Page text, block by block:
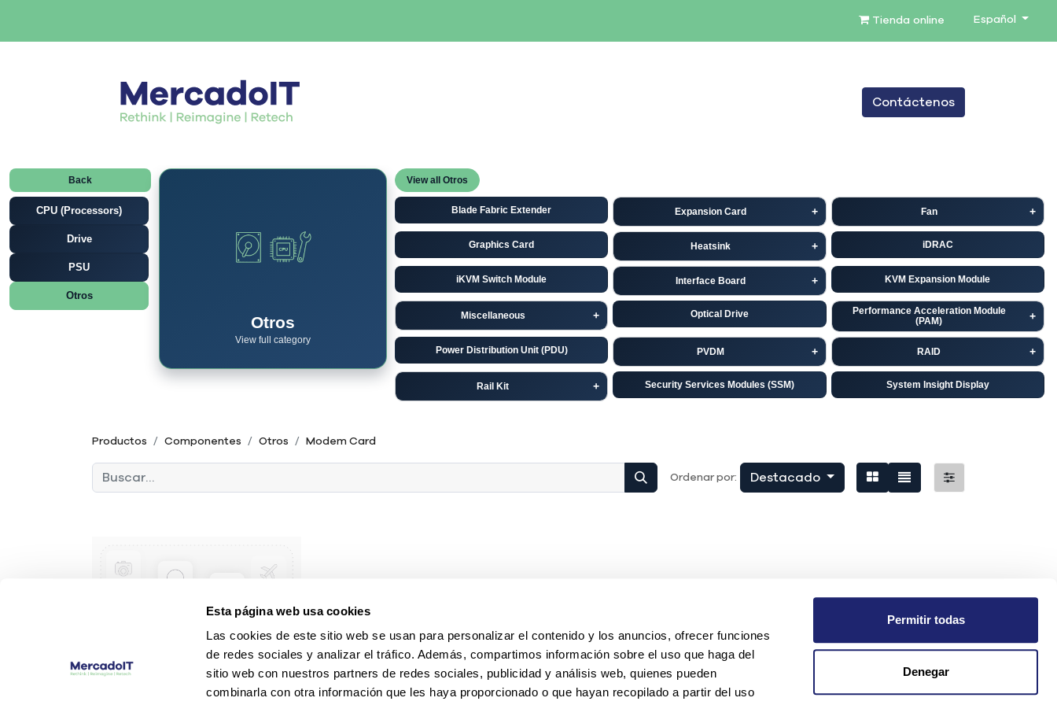
Esta página web usa cookies
Las cookies de este sitio web se usan para personalizar el contenido y los anuncios, ofrecer funciones
de redes sociales y analizar el tráfico. Además, compartimos información sobre el uso que haga del
sitio web con nuestros partners de redes sociales, publicidad y análisis web, quienes pueden
combinarla con otra información que les haya proporcionado o que hayan recopilado a partir del uso
Permitir todas
Denegar
Tienda online Español
BLOG
Contáctenos
Back
CPU (Processors)
Drive
PSU
Otros
Otros
View full category
View all Otros
Blade Fabric Extender Expansion Card Fan
Graphics Card Heatsink iDRAC
iKVM Switch Module Interface Board KVM Expansion Module
Miscellaneous Optical Drive
Performance Acceleration Module
(PAM)
Power Distribution Unit (PDU) PVDM RAID
Rail Kit Security Services Modules (SSM) System Insight Display
Productos Componentes Otros Modem Card
Ordenar por: Destacado